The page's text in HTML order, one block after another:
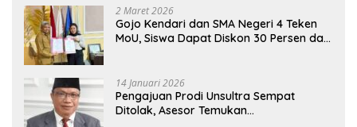
2 Maret 2026
Gojo Kendari dan SMA Negeri 4 Teken
MoU, Siswa Dapat Diskon 30 Persen dan
14 Januari 2026
Pengajuan Prodi Unsultra Sempat
Ditolak, Asesor Temukan